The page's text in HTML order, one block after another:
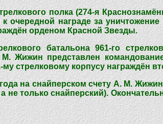
полка (274-я
очередной награде за
орденом Красной Звезды.
батальона 961-го
Жижин представлен
стрелковому корпусу награждён
на снайперском счету А. М.
только снайперский).